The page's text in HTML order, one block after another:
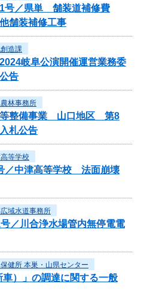
1号／県単 舗装道補修費
舗装補修工事
造課
岐阜公演開催運営業務委
告
林事務所
等整備事業 山口地区 第8
札公告
等学校
／中津高等学校 法面崩壊
域水道事務所
／川合浄水場管内無停電電
健所 本巣・山県センター
車）」の調達に関する一般